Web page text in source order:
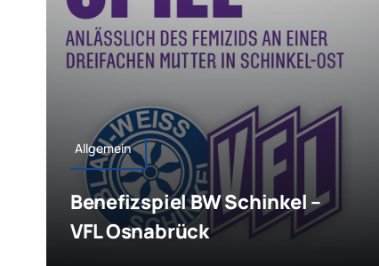
Allgemein
Benefizspiel BW Schinkel –
VFL Osnabrück